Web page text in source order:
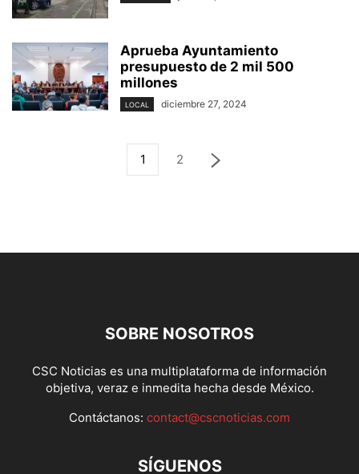
Aprueba Ayuntamiento
presupuesto de 2 mil 500
millones
LOCAL diciembre 27, 2024
1 2
SOBRE NOSOTROS
CSC Noticias es una multiplataforma de información
objetiva, veraz e inmedita hecha desde México.
Contáctanos: contact@cscnoticias.com
SÍGUENOS